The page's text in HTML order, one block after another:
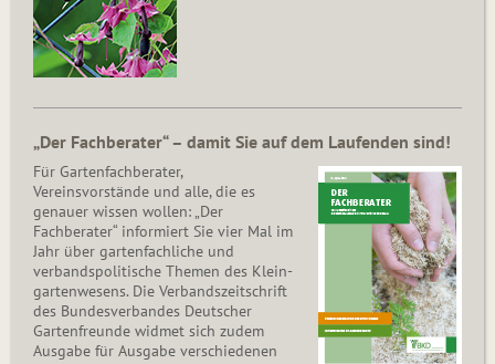
„Der Fachberater“ – damit Sie auf dem Laufenden sind!
Für Gartenfachberater,
Vereinsvorstände und alle, die es
genauer wissen wollen: „Der
Fachberater“ informiert Sie vier Mal im
Jahr über gartenfachliche und
verbandspolitische Themen des Klein­
gar­ten­wesens. Die Ver­bands­zeit­schrift
des Bun­des­ver­ban­des Deutscher
Gartenfreunde widmet sich zudem
Ausgabe für Ausgabe verschiedenen